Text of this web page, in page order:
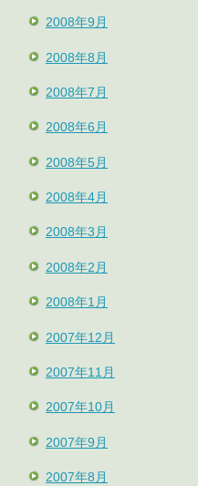
2008年9月
2008年8月
2008年7月
2008年6月
2008年5月
2008年4月
2008年3月
2008年2月
2008年1月
2007年12月
2007年11月
2007年10月
2007年9月
2007年8月